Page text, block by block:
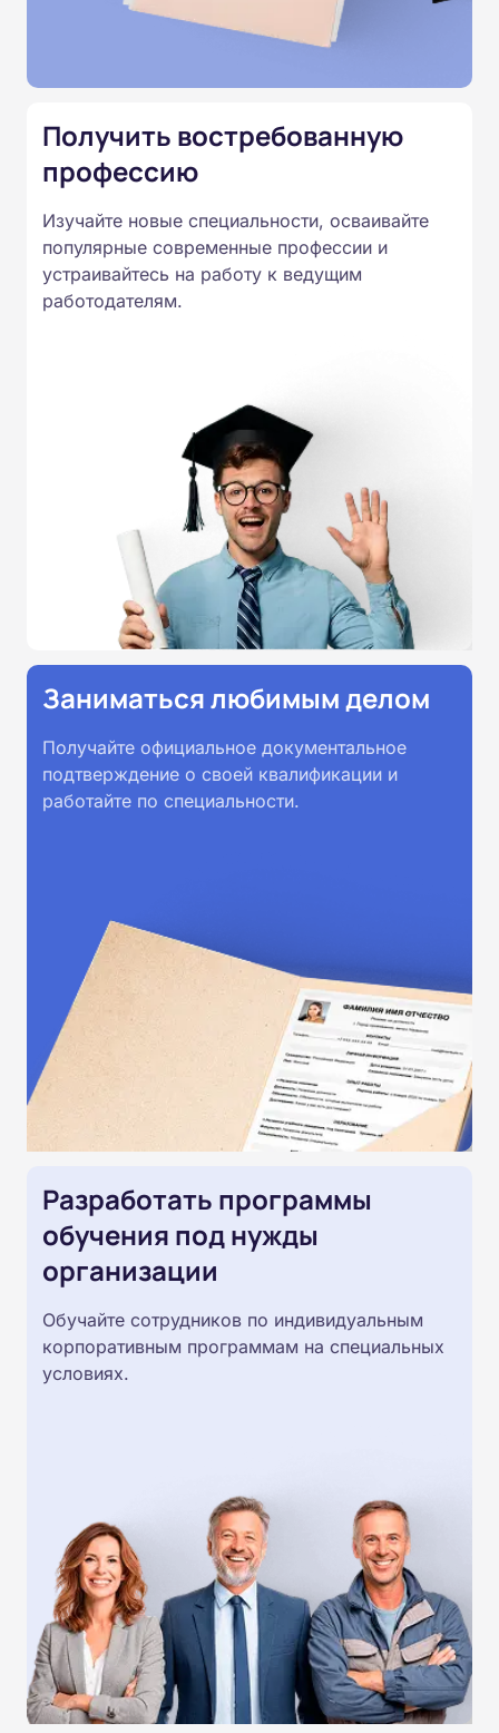
Министерства образования.
Подготовка ведется по всем
России от 14.07.2023 N 534 в
соответствии с Федеральными
образовательными стандартами
профессионального образования.
Удостоверения и дипломы о
Получить востребованную
профессию
Изучайте новые специальности, осваивайте
популярные современные профессии и
устраивайтесь на работу к ведущим
работодателям.
Заниматься любимым делом
Получайте официальное документальное
подтверждение о своей квалификации и
работайте по специальности.
Разработать программы
обучения под нужды
организации
Обучайте сотрудников по индивидуальным
корпоративным программам на специальных
условиях.